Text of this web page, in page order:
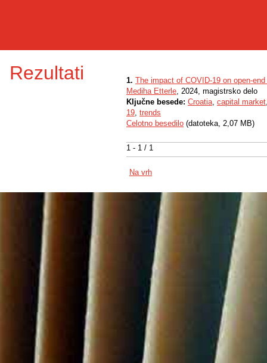
Rezultati
1 - 1 / 1
1. The impact of COVID-19 on open-
Mediha Etterle, 2024, magistrsko delo
Ključne besede: Croatia, capital market
19, trends
Celotno besedilo (datoteka, 2,07 MB)
Na vrh